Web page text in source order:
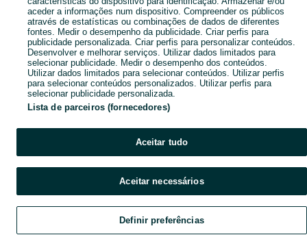
Explorar Favoritos Vender Chat Conta
aceder a informações num dispositivo. Compreender os públicos
através de estatísticas ou combinações de dados de diferentes
fontes. Medir o desempenho da publicidade. Criar perfis para
publicidade personalizada. Criar perfis para personalizar conteúdos.
Desenvolver e melhorar serviços. Utilizar dados limitados para
selecionar publicidade. Medir o desempenho dos conteúdos.
Utilizar dados limitados para selecionar conteúdos. Utilizar perfis
para selecionar conteúdos personalizados. Utilizar perfis para
selecionar publicidade personalizada.
Lista de parceiros (fornecedores)
Aceitar tudo
Aceitar necessários
Definir preferências